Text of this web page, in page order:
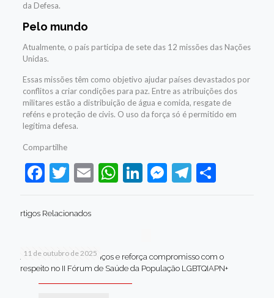
da Defesa.
Pelo mundo
Atualmente, o país participa de sete das 12 missões das Nações
Unidas.
Essas missões têm como objetivo ajudar países devastados por
conflitos a criar condições para paz. Entre as atribuições dos
militares estão a distribuição de água e comida, resgate de
reféns e proteção de civis. O uso da força só é permitido em
legítima defesa.
Compartilhe
Facebook
Twitter
EmailWhatsApp
LinkedIn
Messenger
Telegram
Share
rtigos Relacionados
11 de outubro de 2025
Jaboatão celebra avanços e reforça compromisso com o
respeito no II Fórum de Saúde da População LGBTQIAPN+